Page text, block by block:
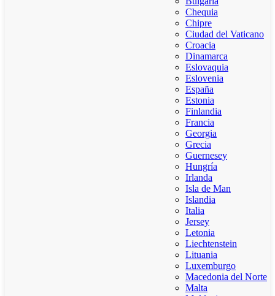
Chequia
Chipre
Ciudad del Vaticano
Croacia
Dinamarca
Eslovaquia
Eslovenia
España
Estonia
Finlandia
Francia
Georgia
Grecia
Guernesey
Hungría
Irlanda
Isla de Man
Islandia
Italia
Jersey
Letonia
Liechtenstein
Lituania
Luxemburgo
Macedonia del Norte
Malta